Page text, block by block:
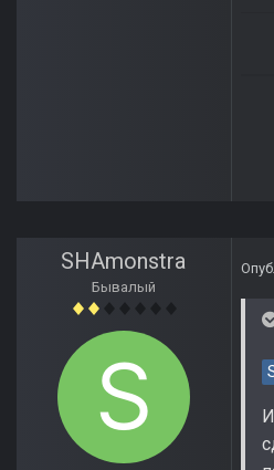
SHAmonstra
Бывалый